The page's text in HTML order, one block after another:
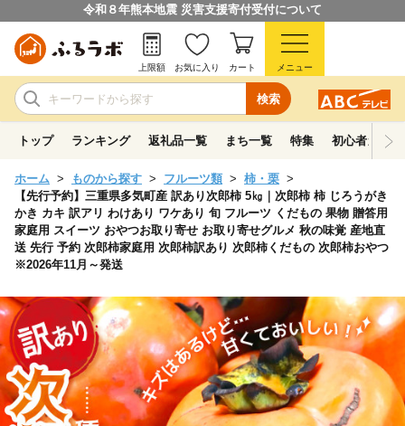
令和８年熊本地震 災害支援寄付受付について
検索
上限額 お気に入り カート メニュー
トップ ランキング 返礼品一覧 まち一覧 特集 初心者ガイド
ホーム ものから探す フルーツ類
柿・栗
【先行予約】三重県多気町産 訳あり次郎柿 5㎏｜次郎柿 柿 じろうがき
かき カキ 訳アリ わけあり ワケあり 旬 フルーツ くだもの 果物 贈答用
家庭用 スイーツ おやつお取り寄せ お取り寄せグルメ 秋の味覚 産地直
送 先行 予約 次郎柿家庭用 次郎柿訳あり 次郎柿くだもの 次郎柿おやつ
※2026年11月～発送